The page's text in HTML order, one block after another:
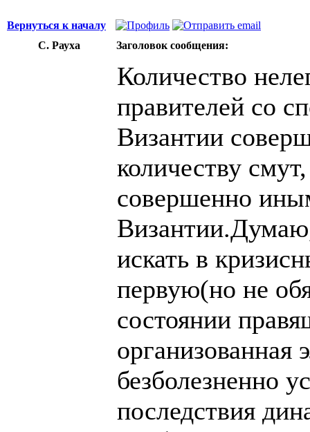
Вернуться к началу
С. Рауха
Заголовок сообщения:
Количество
правителей со
Византии
количеству
совершенно
искать в
первую(но не
состоянии
организованная
безболезненно
последствия